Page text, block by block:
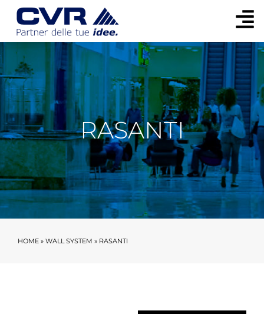
RASANTI
HOME » WALL SYSTEM » RASANTI